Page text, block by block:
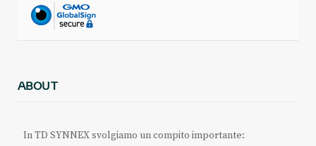
ABOUT
In TD SYNNEX svolgiamo un compito importante: